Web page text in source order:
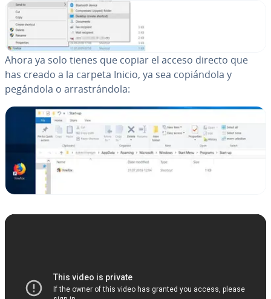
Ahora ya solo tienes que copiar el acceso directo que
has creado a la carpeta Inicio, ya sea co­piá­n­do­la y
pegándola o arra­s­trá­n­do­la: